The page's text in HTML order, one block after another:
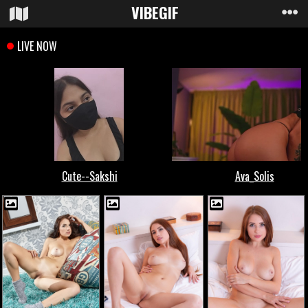
VIBEGIF